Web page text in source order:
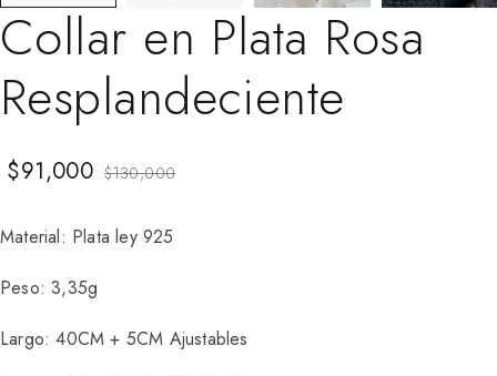
Collar en Plata Rosa
Resplandeciente
$130,000
$91,000
Material: Plata ley 925
Peso: 3,35g
Largo: 40CM + 5CM Ajustables